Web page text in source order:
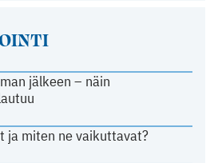
jälkeen – näin
ja miten ne vaikuttavat?